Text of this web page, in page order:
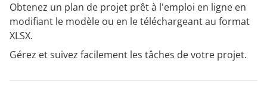
Obtenez un plan de projet prêt à l'emploi en ligne en
modifiant le modèle ou en le téléchargeant au format
XLSX.
Gérez et suivez facilement les tâches de votre projet.